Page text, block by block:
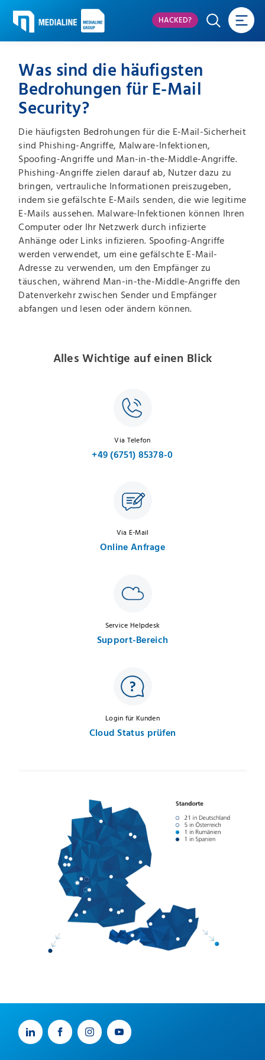
HACKED?
Was sind die häufigsten
Bedrohungen für E-Mail
Security?
Die häufigsten Bedrohungen für die E-Mail-Sicherheit
sind Phishing-Angriffe, Malware-Infektionen,
Spoofing-Angriffe und Man-in-the-Middle-Angriffe.
Phishing-Angriffe zielen darauf ab, Nutzer dazu zu
bringen, vertrauliche Informationen preiszugeben,
indem sie gefälschte E-Mails senden, die wie legitime
E-Mails aussehen. Malware-Infektionen können Ihren
Computer oder Ihr Netzwerk durch infizierte
Anhänge oder Links infizieren. Spoofing-Angriffe
werden verwendet, um eine gefälschte E-Mail-
Adresse zu verwenden, um den Empfänger zu
täuschen, während Man-in-the-Middle-Angriffe den
Datenverkehr zwischen Sender und Empfänger
abfangen und lesen oder ändern können.
Alles Wichtige auf einen Blick
Via Telefon
+49 (6751) 85378-0
Via E-Mail
Online Anfrage
Service Helpdesk
Support-Bereich
Login für Kunden
Cloud Status prüfen